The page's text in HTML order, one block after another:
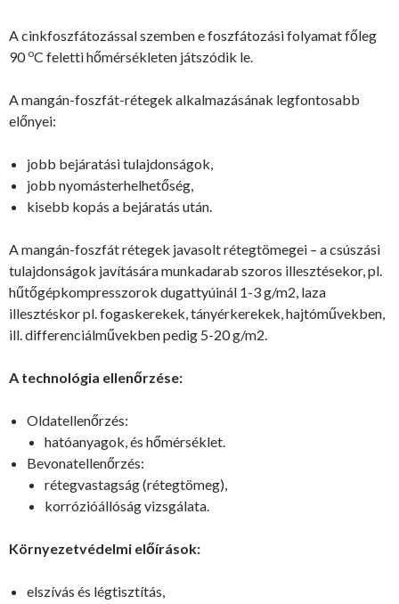
A cinkfoszfátozással szemben e foszfátozási folyamat főleg
90 oC feletti hőmérsékleten játszódik le.
A mangán-foszfát-rétegek alkalmazásának legfontosabb
előnyei:
jobb bejáratási tulajdonságok,
jobb nyomásterhelhetőség,
kisebb kopás a bejáratás után.
A mangán-foszfát rétegek javasolt rétegtömegei – a csúszási
tulajdonságok javítására munkadarab szoros illesztésekor, pl.
hűtőgépkompresszorok dugattyúinál 1-3 g/m2, laza
illesztéskor pl. fogaskerekek, tányérkerekek, hajtóművekben,
ill. differenciálművekben pedig 5-20 g/m2.
A technológia ellenőrzése:
Oldatellenőrzés:
hatóanyagok, és hőmérséklet.
Bevonatellenőrzés:
rétegvastagság (rétegtömeg),
korrózióállóság vizsgálata.
Környezetvédelmi előírások:
elszívás és légtisztítás,